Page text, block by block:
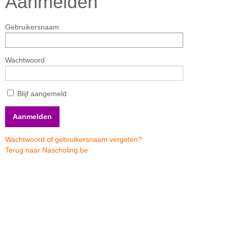
Gebruikersnaam
Wachtwoord
Blijf aangemeld
Wachtwoord of gebruikersnaam vergeten?
Terug naar Nascholing.be